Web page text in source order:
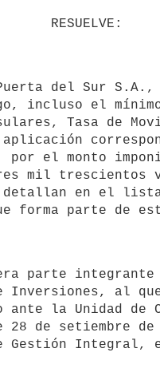
incluso el
Tasa de
el monto
mil trescientos
detallan en el
Inversiones, al
ante la Unidad de
28 de setiembre
Gestión Integral,